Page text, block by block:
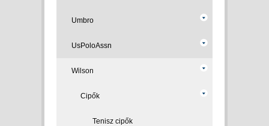
Umbro
UsPoloAssn
Wilson
Cipők
Tenisz cipők